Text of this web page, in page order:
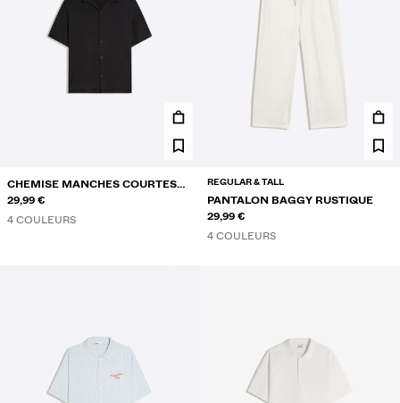
CHEMISE MANCHES COURTES
RUSTIQUE
29,99 €
4 COULEURS
REGULAR & TALL
PANTALON BAGGY RUSTIQUE
29,99 €
4 COULEURS